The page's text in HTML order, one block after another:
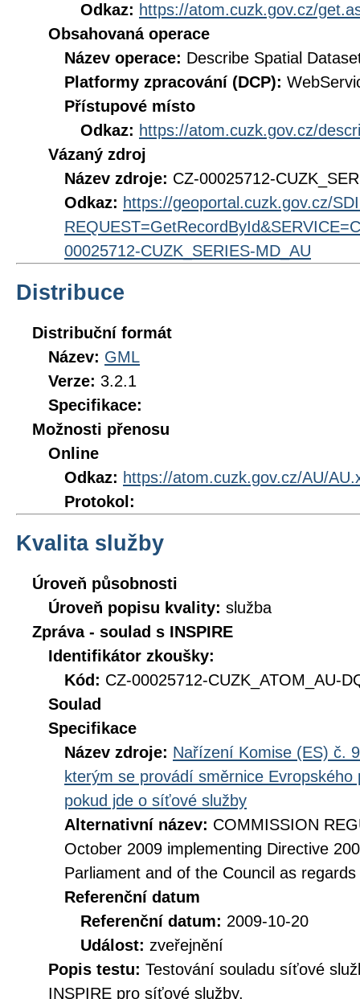
Odkaz: https://atom.cuzk.gov.cz/
Obsahovaná operace
Název operace: Describe Spatial
Platformy zpracování (DCP):
Přístupové místo
Odkaz: https://atom.cuzk.gov.cz/
Vázaný zdroj
Název zdroje: CZ-00025712-
Odkaz: https://geoportal.cuzk.gov.cz/
00025712-CUZK_SERIES-MD_AU
Distribuce
Distribuční formát
Název: GML
Verze: 3.2.1
Specifikace:
Možnosti přenosu
Online
Odkaz: https://atom.cuzk.gov.cz/AU/
Protokol:
Kvalita služby
Úroveň působnosti
Úroveň popisu kvality: služba
Zpráva - soulad s INSPIRE
Identifikátor zkoušky:
Kód: CZ-00025712-CUZK_ATOM_AU-
Soulad
Specifikace
Název zdroje: Nařízení Komise (ES) č.
kterým se provádí směrnice
pokud jde o síťové služby
Alternativní název: COMMISSION
October 2009 implementing Directive
Parliament and of the Council as
Referenční datum
Referenční datum: 2009-10-20
Událost: zveřejnění
Popis testu: Testování souladu síťové
INSPIRE pro síťové služby.